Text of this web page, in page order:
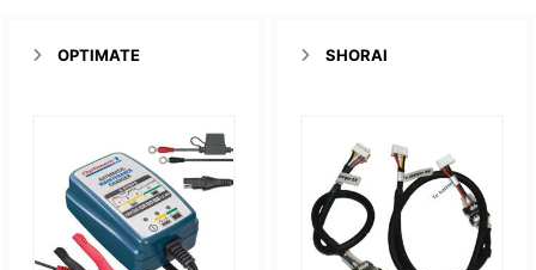
OPTIMATE SHORAI